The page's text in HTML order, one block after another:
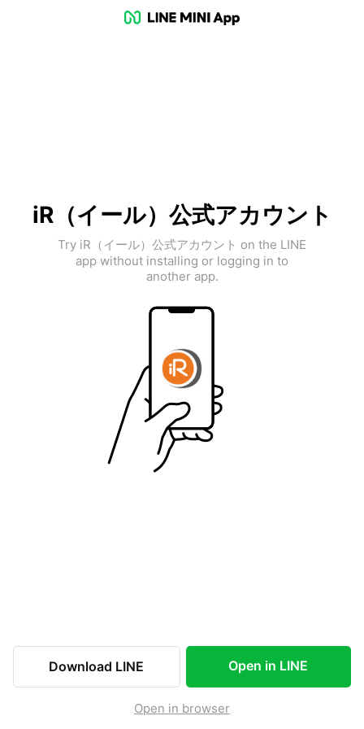
iR（イール）公式アカウント
Try iR（イール）公式アカウント on the LINE
app without installing or logging in to
another app.
Download LINE Open in LINE
Open in browser